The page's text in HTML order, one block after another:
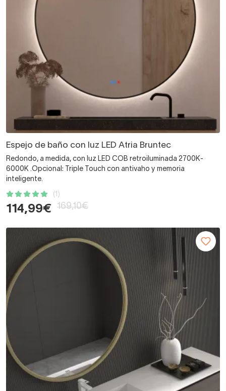
Espejo de baño con luz LED Atria Bruntec
Redondo, a medida, con luz LED COB retroiluminada 2700K-
6000K .Opcional: Triple Touch con antivaho y memoria
inteligente.
(1)
114,99€ 169,10€